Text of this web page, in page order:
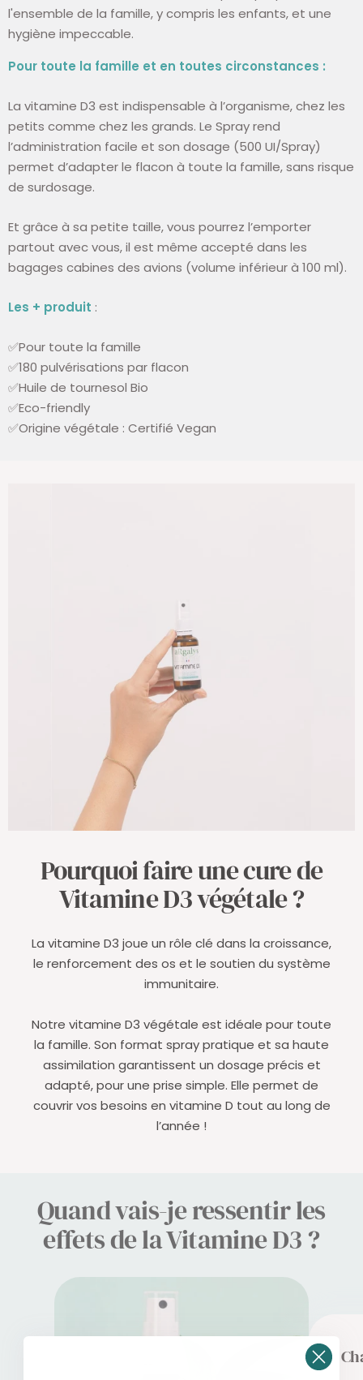
l'ensemble de la famille, y compris les enfants, et une
hygiène impeccable.
Pour toute la famille et en toutes circonstances :
La vitamine D3 est indispensable à l’organisme, chez les
petits comme chez les grands. Le Spray rend
l’administration facile et son dosage (500 UI/Spray)
permet d’adapter le flacon à toute la famille, sans risque
de surdosage.
Et grâce à sa petite taille, vous pourrez l’emporter
partout avec vous, il est même accepté dans les
bagages cabines des avions (volume inférieur à 100 ml).
Les + produit :
✅Pour toute la famille
✅180 pulvérisations par flacon
✅Huile de tournesol Bio
✅Eco-friendly
✅Origine végétale : Certifié Vegan
Pourquoi faire une cure de
Vitamine D3 végétale ?
La vitamine D3 joue un rôle clé dans la croissance,
le renforcement des os et le soutien du système
immunitaire.
Notre vitamine D3 végétale est idéale pour toute
la famille. Son format spray pratique et sa haute
assimilation garantissent un dosage précis et
adapté, pour une prise simple. Elle permet de
couvrir vos besoins en vitamine D tout au long de
l’année !
Quand vais-je ressentir les
effets de la Vitamine D3 ?